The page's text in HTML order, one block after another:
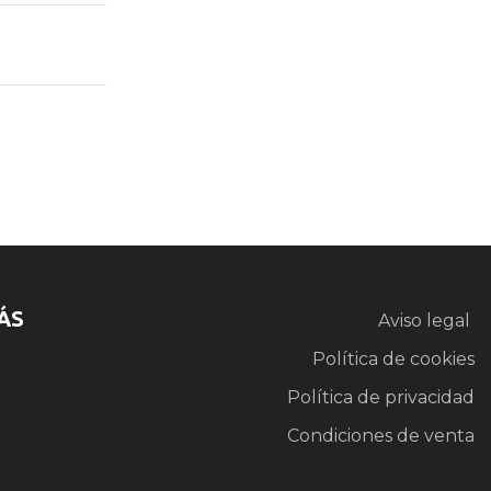
Aviso legal
Política de cookies
Política de privacidad
Condiciones de venta